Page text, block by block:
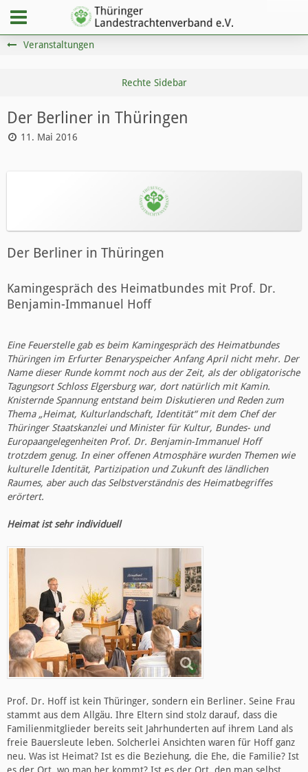
Veranstaltungen
Der Berliner in Thüringen
11. Mai 2016
Der Berliner in Thüringen
Kamingespräch des Heimatbundes mit Prof. Dr.
Benjamin-Immanuel Hoff
Eine Feuerstelle gab es beim Kamingespräch des Heimatbundes
Thüringen im Erfurter Benaryspeicher Anfang April nicht mehr. Der
Name dieser Runde kommt noch aus der Zeit, als der obligatorische
Tagungsort Schloss Elgersburg war, dort natürlich mit Kamin.
Knisternde Spannung entstand beim Diskutieren und Reden zum
Thema „Heimat, Kulturlandschaft, Identität“ mit dem Chef der
Thüringer Staatskanzlei und Minister für Kultur, Bundes- und
Europaangelegenheiten Prof. Dr. Benjamin-Immanuel Hoff
trotzdem genug. In einer offenen Atmosphäre wurden Themen wie
kulturelle Identität, Partizipation und Zukunft des ländlichen
Raumes, aber auch das Selbstverständnis des Heimatbegriffes
erörtert.
Heimat ist sehr individuell
Prof. Dr. Hoff ist kein Thüringer, sondern ein Berliner. Seine Frau
stammt aus dem Allgäu. Ihre Eltern sind stolz darauf, dass die
Familienmitglieder bereits seit Jahrhunderten auf ihrem Land als
freie Bauersleute leben. Solcherlei Ansichten waren für Hoff ganz
neu. Was ist Heimat? Ist es die Beziehung, die Ehe, die Familie? Ist
es der Ort, wo man her kommt? Ist es der Ort, den man selbst